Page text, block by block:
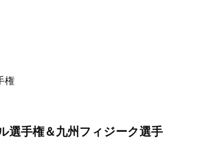
権
選手権＆九州フィジーク選手